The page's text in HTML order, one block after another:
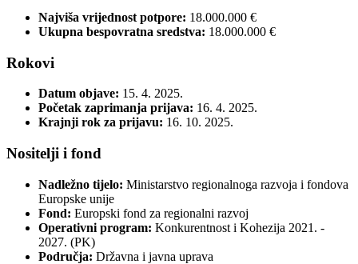
Najviša vrijednost potpore: 18.000.000 €
Ukupna bespovratna sredstva: 18.000.000 €
Rokovi
Datum objave: 15. 4. 2025.
Početak zaprimanja prijava: 16. 4. 2025.
Krajnji rok za prijavu: 16. 10. 2025.
Nositelji i fond
Nadležno tijelo: Ministarstvo regionalnoga razvoja i fondova
Europske unije
Fond: Europski fond za regionalni razvoj
Operativni program: Konkurentnost i Kohezija 2021. -
2027. (PK)
Područja: Državna i javna uprava